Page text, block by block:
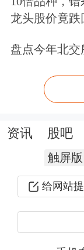
人员陈某
陈某下船至
市疾病预
采样检测
阴性。
全球市场
特朗普称
外交部：
龙头股价竟跌
盘点今年北
资讯 股吧
触屏版
给网站